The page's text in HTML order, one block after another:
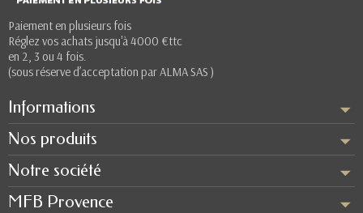
Paiement en plusieurs fois
Réglez vos achats jusqu'à 4000 €ttc
en 2, 3 ou 4 fois.
(sous réserve d’acceptation par ALMA SAS )
Informations
Nos produits
Notre société
MFB Provence